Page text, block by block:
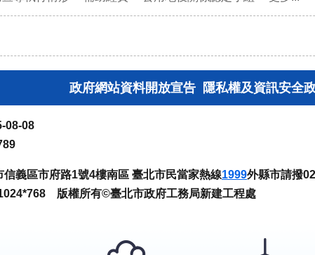
政府網站資料開放宣告 隱私權及資訊安全
08-08
信義區市府路1號4樓南區 臺北市民當家熱線1999外縣市請撥
版權所有©臺北市政府工務局新建工程處